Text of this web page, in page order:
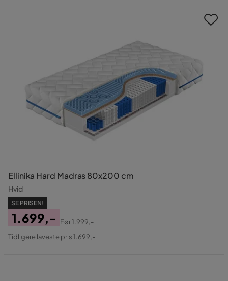
Ellinika Hard Madras 80x200 cm
Hvid
SE PRISEN!
Pris
1.699,-
Original
Før1.999,-
Tidligere laveste pris 1.699,-